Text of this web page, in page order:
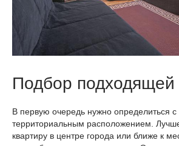
Подбор подходящей
В первую очередь нужно определиться с
территориальным расположением.
квартиру в центре города или ближе к